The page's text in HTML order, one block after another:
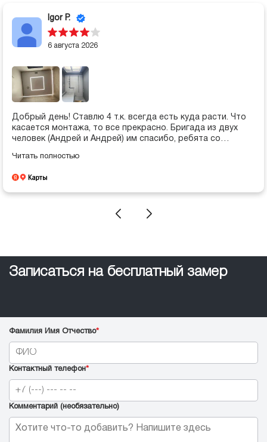
Igor P.
6 августа 2026
Добрый день! Ставлю 4 т.к. всегда есть куда расти. Что
касается монтажа, то все прекрасно. Бригада из двух
человек (Андрей и Андрей) им спасибо, ребята со
Подход работы клиентоориентрованный. Что касается
каждый "чих" согласовывается, в общем бюрократия. Из
пожеланий заботиться не только о рейтингах, но и
Читать полностью
Записаться на бесплатный замер
Фамилия Имя Отчество*
Контактный телефон*
Комментарий (необязательно)